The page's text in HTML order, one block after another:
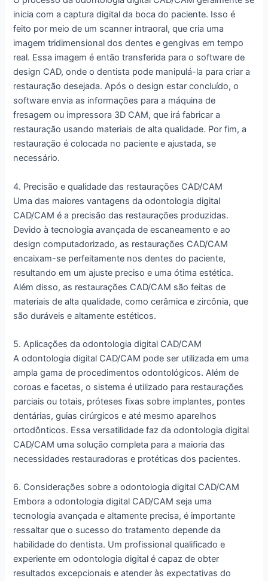
inicia com a captura digital da boca do paciente. Isso é
feito por meio de um scanner intraoral, que cria uma
imagem tridimensional dos dentes e gengivas em tempo
real. Essa imagem é então transferida para o software de
design CAD, onde o dentista pode manipulá-la para criar a
restauração desejada. Após o design estar concluído, o
software envia as informações para a máquina de
fresagem ou impressora 3D CAM, que irá fabricar a
restauração usando materiais de alta qualidade. Por fim, a
restauração é colocada no paciente e ajustada, se
necessário.
4. Precisão e qualidade das restaurações CAD/CAM
Uma das maiores vantagens da odontologia digital
CAD/CAM é a precisão das restaurações produzidas.
Devido à tecnologia avançada de escaneamento e ao
design computadorizado, as restaurações CAD/CAM
encaixam-se perfeitamente nos dentes do paciente,
resultando em um ajuste preciso e uma ótima estética.
Além disso, as restaurações CAD/CAM são feitas de
materiais de alta qualidade, como cerâmica e zircônia, que
são duráveis e altamente estéticos.
5. Aplicações da odontologia digital CAD/CAM
A odontologia digital CAD/CAM pode ser utilizada em uma
ampla gama de procedimentos odontológicos. Além de
coroas e facetas, o sistema é utilizado para restaurações
parciais ou totais, próteses fixas sobre implantes, pontes
dentárias, guias cirúrgicos e até mesmo aparelhos
ortodônticos. Essa versatilidade faz da odontologia digital
CAD/CAM uma solução completa para a maioria das
necessidades restauradoras e protéticas dos pacientes.
6. Considerações sobre a odontologia digital CAD/CAM
Embora a odontologia digital CAD/CAM seja uma
tecnologia avançada e altamente precisa, é importante
ressaltar que o sucesso do tratamento depende da
habilidade do dentista. Um profissional qualificado e
experiente em odontologia digital é capaz de obter
resultados excepcionais e atender às expectativas do